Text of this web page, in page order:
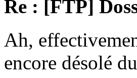
Re : [FTP]
Ah,
encore désolé